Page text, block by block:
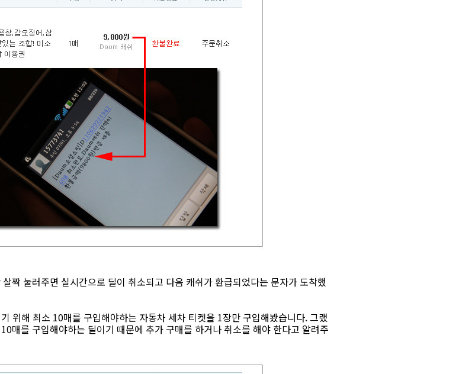
짝 눌러주면 실시간으로 딜이 취소되고 다음 캐쉬가 환급되었다는 문자가 도착했
위해 최소 10매를 구입해야하는 자동차 세차 티켓을 1장만 구입해봤습니다. 그랬
매를 구입해야하는 딜이기 때문에 추가 구매를 하거나 취소를 해야 한다고 알려주